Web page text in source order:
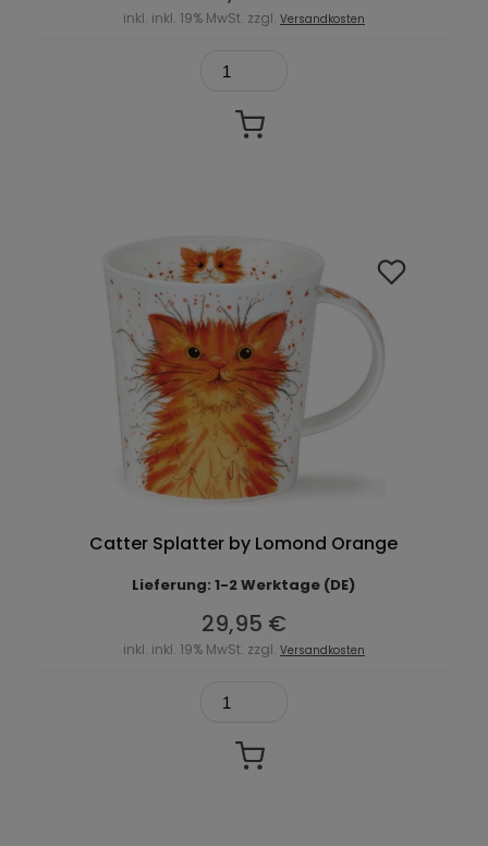
inkl. inkl. 19% MwSt. zzgl. Versandkosten
Catter Splatter by Lomond Orange
Lieferung: 1-2 Werktage (DE)
29,95 €
inkl. inkl. 19% MwSt. zzgl. Versandkosten